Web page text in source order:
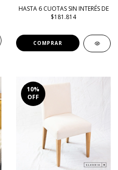
HASTA 6 CUOTAS SIN INTERÉS DE
$181.814
COMPRAR
10%
OFF